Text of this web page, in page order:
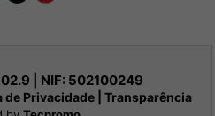
| NIF: 502100249
de Privacidade| Transparência